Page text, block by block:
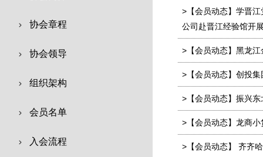
协会章程
协会领导
组织架构
会员名单
入会流程
>【会员动态】学晋
公司赴晋江经验馆开
>【会员动态】黑龙
>【会员动态】创投
>【会员动态】振兴
>【会员动态】龙商
>【会员动态】 齐齐